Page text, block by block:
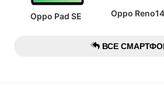
Oppo Pad SE Oppo
ВСЕ